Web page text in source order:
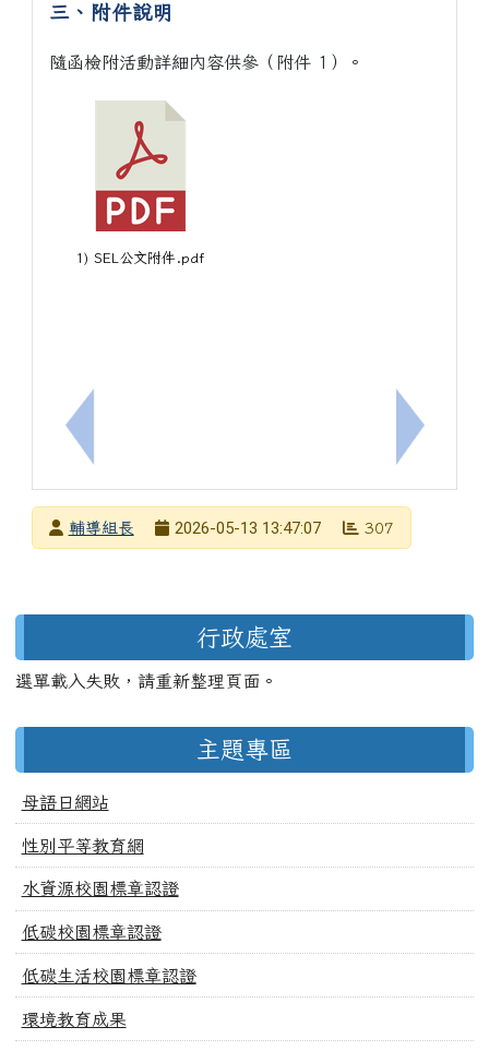
上一筆：轉知本市115年度資優國際教育營隊，歡迎
三、附件說明
隨函檢附活動詳細內容供參（附件 1）。
1) SEL公文附件.pdf
下一筆：
發布者輔導組長
2026-05-13 13:47:07 307
行政處室
選單載入失敗，請重新整理頁面。
主題專區
母語日網站
性別平等教育網
水資源校園標章認證
低碳校園標章認證
低碳生活校園標章認證
環境教育成果